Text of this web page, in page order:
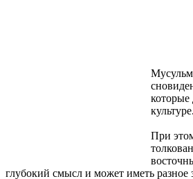
которые
культуре.
При
глубокий смысл и может иметь разное